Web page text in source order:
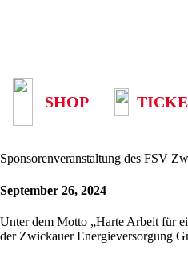
SHOP
Sponsorenveranstaltung des FSV
September 26, 2024
Unter dem Motto „Harte Arbeit für
der Zwickauer Energieversorgung